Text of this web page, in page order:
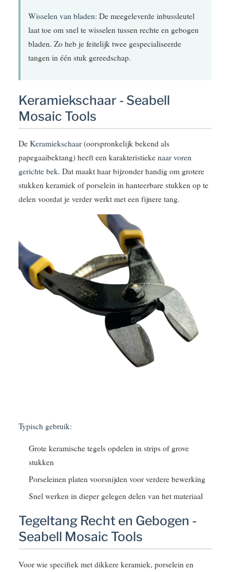
Wisselen van bladen: De meegeleverde inbussleutel
laat toe om snel te wisselen tussen rechte en gebogen
bladen. Zo heb je feitelijk twee gespecialiseerde
tangen in één stuk gereedschap.
Keramiekschaar - Seabell
Mosaic Tools
De Keramiekschaar (oorspronkelijk bekend als
papegaaibektang) heeft een karakteristieke naar voren
gerichte bek. Dat maakt haar bijzonder handig om grotere
stukken keramiek of porselein in hanteerbare stukken op te
delen voordat je verder werkt met een fijnere tang.
Typisch gebruik:
Grote keramische tegels opdelen in strips of grove
stukken
Porseleinen platen voorsnijden voor verdere bewerking
Snel werken in dieper gelegen delen van het materiaal
Tegeltang Recht en Gebogen -
Seabell Mosaic Tools
Voor wie specifiek met dikkere keramiek, porselein en